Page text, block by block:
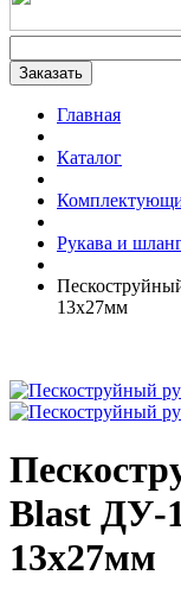
Главная
Каталог
Рукава и
13х27мм
Blast ДУ-
13х27мм